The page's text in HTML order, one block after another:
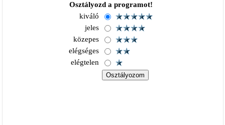
Osztályozd a programot!
kiváló
jeles
közepes
elégséges
elégtelen